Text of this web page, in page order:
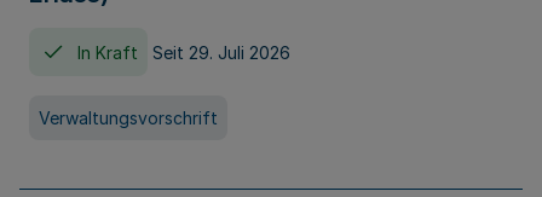
In Kraft Seit 29. Juli 2026
Verwaltungsvorschrift